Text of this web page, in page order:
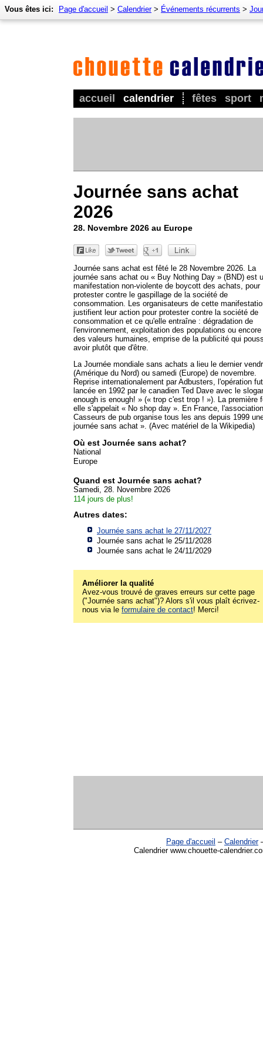
accueil calendrier fêtes sport
Vous êtes ici: Page d'accueil > Calendrier> Événements récurrents >
Journée sans achat
2026
28. Novembre 2026 au Europe
Journée sans achat est fêté le 28 Novembre 2026. La
journée sans achat ou « Buy Nothing Day » (BND) est
manifestation non-violente de boycott des achats, pour
protester contre le gaspillage de la société de
consommation. Les organisateurs de cette
justifient leur action pour protester contre la société de
consommation et ce qu'elle entraîne : dégradation de
l'environnement, exploitation des populations ou encore
des valeurs humaines, emprise de la publicité qui
avoir plutôt que d'être.
La Journée mondiale sans achats a lieu le dernier
(Amérique du Nord) ou samedi (Europe) de novembre.
Reprise internationalement par Adbusters, l'opération fut
lancée en 1992 par le canadien Ted Dave avec le
enough is enough! » (« trop c'est trop ! »). La première
elle s'appelait « No shop day ». En France, l'association
Casseurs de pub organise tous les ans depuis 1999
journée sans achat ». (Avec matériel de la Wikipedia)
Où est Journée sans achat?
National
Europe
Quand est Journée sans achat?
Samedi, 28. Novembre 2026
114 jours de plus!
Autres dates:
Journée sans achat le 27/11/2027
Journée sans achat le 25/11/2028
Journée sans achat le 24/11/2029
Améliorer la qualité
Avez-vous trouvé de graves erreurs sur cette page
("Journée sans achat")? Alors s'il vous plaît écrivez-
nous via le formulaire de contact! Merci!
Page d'accueil – Calendrier
Calendrier www.chouette-